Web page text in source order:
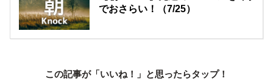
でおさらい！（7/25）
この記事が「いいね！」と思ったらタップ！